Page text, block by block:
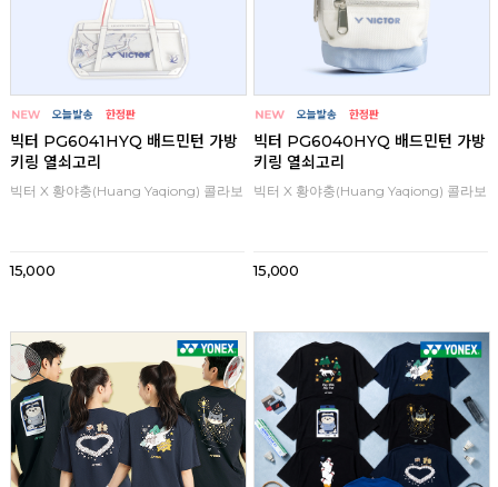
빅터 PG6041HYQ 배드민턴 가방
키링 열쇠고리
빅터 X 황야충(Huang Yaqiong) 콜라보
15,000
빅터 PG6040HYQ 배드민턴 가방
키링 열쇠고리
빅터 X 황야충(Huang Yaqiong) 콜라보
15,000